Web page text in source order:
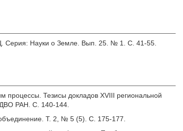
Серия: Науки о Земле. Вып. 25. № 1. С. 41-55.
процессы. Тезисы докладов XVIII региональной
РАН. С. 140-144.
Т. 2, № 5 (5). С. 175-177.